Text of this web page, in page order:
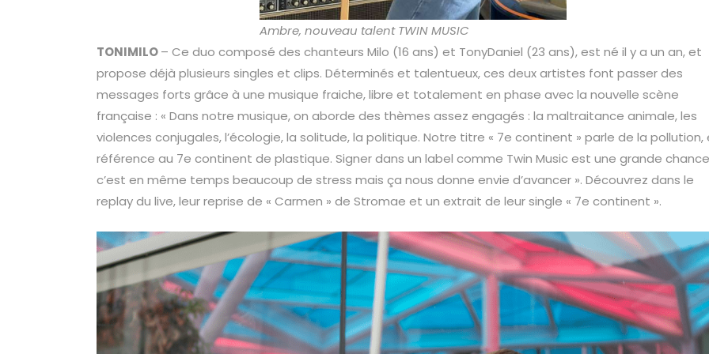
Ambre, nouveau talent TWIN MUSIC
TONIMILO– Ce duo composé des chanteurs Milo (16 ans) et TonyDaniel (23 ans), est né il y a un an, et
propose déjà plusieurs singles et clips. Déterminés et talentueux, ces deux artistes font passer des
messages forts grâce à une musique fraiche, libre et totalement en phase avec la nouvelle scène
française : « Dans notre musique, on aborde des thèmes assez engagés : la maltraitance animale, les
violences conjugales, l’écologie, la solitude, la politique. Notre titre « 7e continent » parle de la pollution,
référence au 7e continent de plastique. Signer dans un label comme Twin Music est une grande
c’est en même temps beaucoup de stress mais ça nous donne envie d’avancer ». Découvrez dans le
replay du live, leur reprise de « Carmen » de Stromae et un extrait de leur single « 7e continent ».